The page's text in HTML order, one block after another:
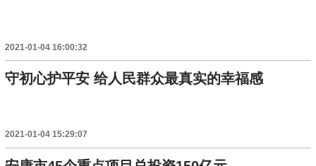
2021-01-04 16:00:32
守初心护平安 给人民群众最真实的幸福感
2021-01-04 15:29:07